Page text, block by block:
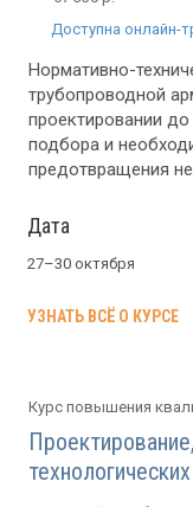
Доступна онлайн-
Нормативно-
трубопроводной
проектировании
подбора и
предотвращения
Дата
27–30 октября
УЗНАТЬ ВСЁ О КУРСЕ
Курс повышения